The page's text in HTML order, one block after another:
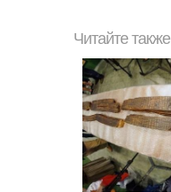
Читайте также